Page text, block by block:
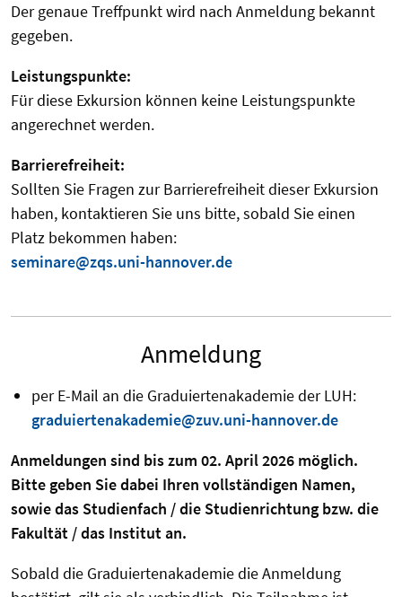
Der genaue Treffpunkt wird nach Anmeldung bekannt
gegeben.
Leistungspunkte:
Für diese Exkursion können keine Leistungspunkte
angerechnet werden.
Barrierefreiheit:
Sollten Sie Fragen zur Barrierefreiheit dieser Exkursion
haben, kontaktieren Sie uns bitte, sobald Sie einen
Platz bekommen haben:
seminare@zqs.uni-hannover.de
Anmeldung
per E-Mail an die Graduiertenakademie der LUH:
graduiertenakademie@zuv.uni-hannover.de
Anmeldungen sind bis zum 02. April 2026 möglich.
Bitte geben Sie dabei Ihren vollständigen Namen,
sowie das Studienfach / die Studienrichtung bzw. die
Fakultät / das Institut an.
Sobald die Graduiertenakademie die Anmeldung